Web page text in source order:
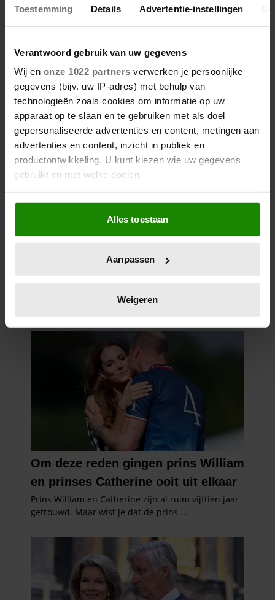
Toestemming Details Advertentie-instellingen
Verantwoord gebruik van uw gegevens
Wij en onze 1022 partners verwerken je persoonlijke
gegevens (bijv. uw IP-adres) met behulp van
technologieën zoals cookies om informatie op uw
apparaat op te slaan en te gebruiken met als doel
gepersonaliseerde advertenties en content, metingen aan
advertenties en content, inzicht in publiek en
productontwikkeling. U kunt kiezen wie uw gegevens
gebruikt en met welke doelen.
Als u het toestaat, willen we ook graag:
Informatie verzamelen over uw geografische
locatie, die tot een paar meter nauwkeurig kan zijn
scannen op specifieke eigenschappen (fingerprinting)
verwerkt en stel uw voorkeuren in het
intrekken in de Cookieverklaring.
We gebruiken cookies om content en advertenties te
personaliseren, om functies voor social media te bieden
en om ons websiteverkeer te analyseren. Ook delen we
informatie over uw gebruik van onze site met onze
partners voor social media, adverteren en analyse. Deze
partners kunnen deze gegevens combineren met andere
informatie die u aan ze heeft verstrekt of die ze hebben
verzameld op basis van uw gebruik van hun services. U
gaat akkoord met onze cookies als u onze website blijft
gebruiken.
Alles toestaan
Aanpassen
Weigeren